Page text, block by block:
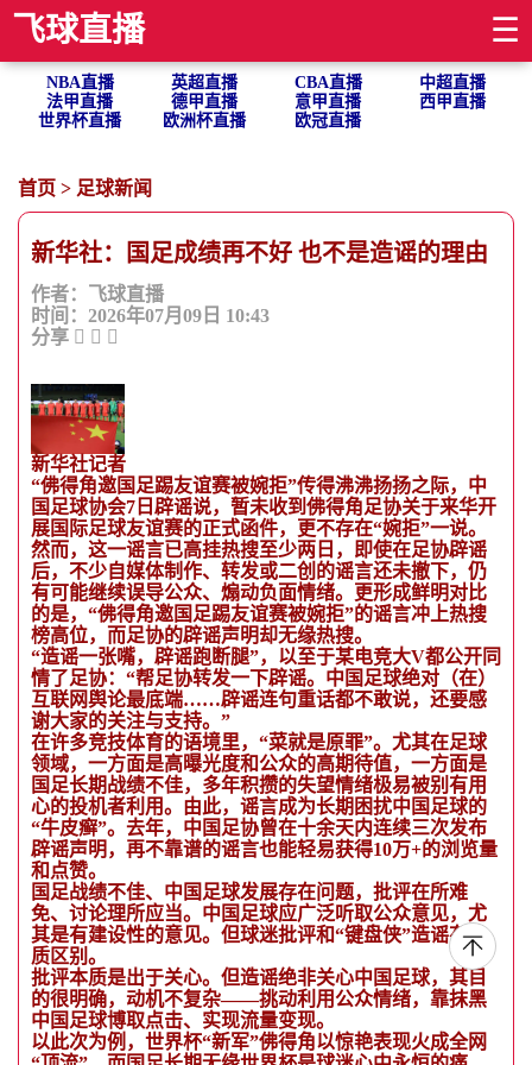
飞球直播 ☰
NBA直播 英超直播 CBA直播
中超直播
法甲直播
德甲直播 意甲直播
西甲直播
世界杯直播
欧洲杯直播 欧冠直播
首页 > 足球新闻
新华社：国足成绩再不好 也不是造谣的理由
作者：飞球直播
时间：2026年07月09日 10:43
分享
新华社记者
“佛得角邀国足踢友谊赛被婉拒”传得沸沸扬扬之际，中
国足球协会7日辟谣说，暂未收到佛得角足协关于来华开
展国际足球友谊赛的正式函件，更不存在“婉拒”一说。
然而，这一谣言已高挂热搜至少两日，即使在足协辟谣
后，不少自媒体制作、转发或二创的谣言还未撤下，仍
有可能继续误导公众、煽动负面情绪。更形成鲜明对比
的是，“佛得角邀国足踢友谊赛被婉拒”的谣言冲上热搜
榜高位，而足协的辟谣声明却无缘热搜。
“造谣一张嘴，辟谣跑断腿”，以至于某电竞大V都公开同
情了足协：“帮足协转发一下辟谣。中国足球绝对（在）
互联网舆论最底端……辟谣连句重话都不敢说，还要感
谢大家的关注与支持。”
在许多竞技体育的语境里，“菜就是原罪”。尤其在足球
领域，一方面是高曝光度和公众的高期待值，一方面是
国足长期战绩不佳，多年积攒的失望情绪极易被别有用
心的投机者利用。由此，谣言成为长期困扰中国足球的
“牛皮癣”。去年，中国足协曾在十余天内连续三次发布
辟谣声明，再不靠谱的谣言也能轻易获得10万+的浏览量
和点赞。
国足战绩不佳、中国足球发展存在问题，批评在所难
免、讨论理所应当。中国足球应广泛听取公众意见，尤
其是有建设性的意见。但球迷批评和“键盘侠”造谣有本
质区别。
批评本质是出于关心。但造谣绝非关心中国足球，其目
的很明确，动机不复杂——挑动利用公众情绪，靠抹黑
中国足球博取点击、实现流量变现。
以此次为例，世界杯“新军”佛得角以惊艳表现火成全网